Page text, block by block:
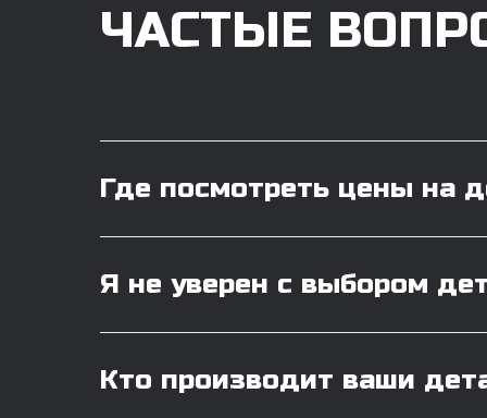
ЧАСТЫЕ
Где посмотреть цены на
Я не уверен с выбором
Кто производит ваши